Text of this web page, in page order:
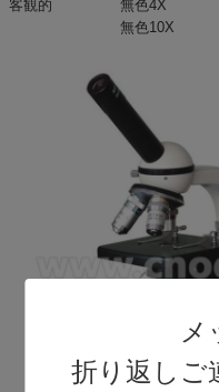
メ
折り返しご
客観的
無色4X
無色10X
三重の回転の
Nosepiece
四倍の回転の
Nosepiece
標本クリップ、
Size120x125mm
が付いている明
白な段階
機械段階、移
範
い集中のノブ
ディスク ダイ
フラムが付い
いる0.65のコン